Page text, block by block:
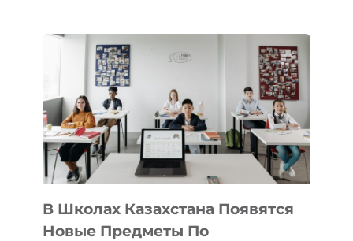
DEAL
VELOCITY
BY
MOST
—
МЕЖДУНАРОДНУЮ
ПРОГРАММУ
ДЛЯ
ТЕХНОЛОГИЧЕСКИХ
В Школах Казахстана Появятся
Новые Предметы По